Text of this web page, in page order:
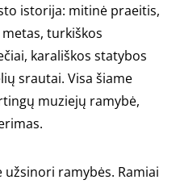
istorija: mitinė praeitis,
turkiškos
karališkos statybos
srautai. Visa šiame
muziejų ramybė,
ramybės. Ramiai